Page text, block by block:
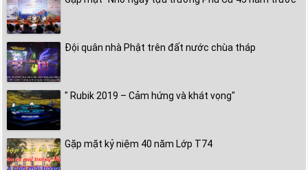
Đội quân nhà Phật trên đất nước chùa tháp
" Rubik 2019 – Cảm hứng và khát vọng"
Gặp mặt kỷ niệm 40 năm Lớp T74